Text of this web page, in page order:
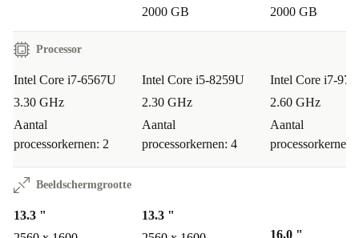
2000 GB
2000 GB
Processor
Intel Core i7-6567U
3.30 GHz
Aantal
processorkernen: 2
Intel Core i5-8259U
2.30 GHz
Aantal
processorkernen: 4
Intel Core i7-
2.60 GHz
Aantal
processorkernen:
Beeldschermgrootte
13.3 "
13.3 "
16.0 "